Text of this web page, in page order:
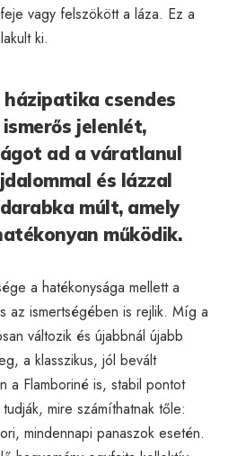
vagy felszökött a láza. Ez a
ki.
csendes
jelenlét,
ad a váratlanul
és lázzal
múlt, amely
működik.
a hatékonysága mellett a
az ismertségében is rejlik. Míg a
változik és újabbnál újabb
a klasszikus, jól bevált
a Flamboriné is, stabil pontot
mire számíthatnak tőle:
mindennapi panaszok esetén.